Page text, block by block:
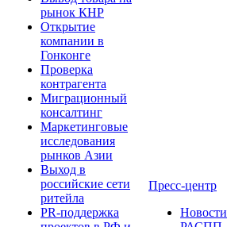
рынок КНР
Открытие
компании в
Гонконге
Проверка
контрагента
Миграционный
консалтинг
Маркетинговые
исследования
рынков Азии
Выход в
российские сети
ритейла
PR-поддержка
Пресс-центр
Новости